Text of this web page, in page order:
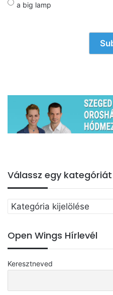
a big lamp
Válassz egy kategóriát
Válassz
egy
Open Wings Hírlevél
Keresztneved